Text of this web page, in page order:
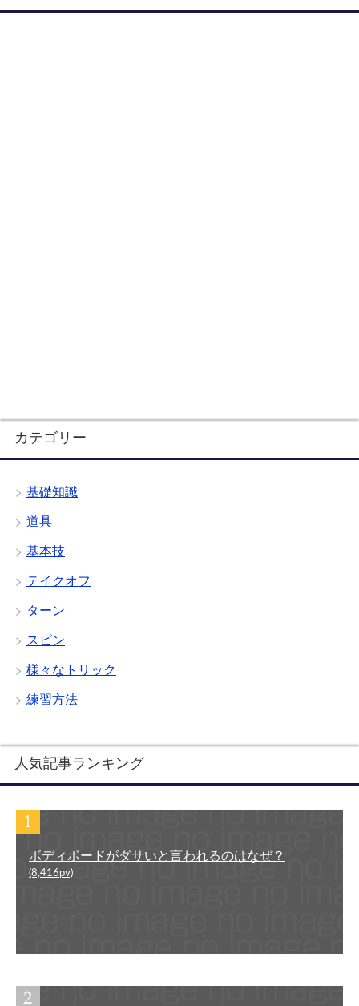
カテゴリー
基礎知識
道具
基本技
テイクオフ
ターン
スピン
様々なトリック
練習方法
人気記事ランキング
ボディボードがダサいと言われるのはなぜ？
(8,416pv)